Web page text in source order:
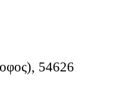
54626